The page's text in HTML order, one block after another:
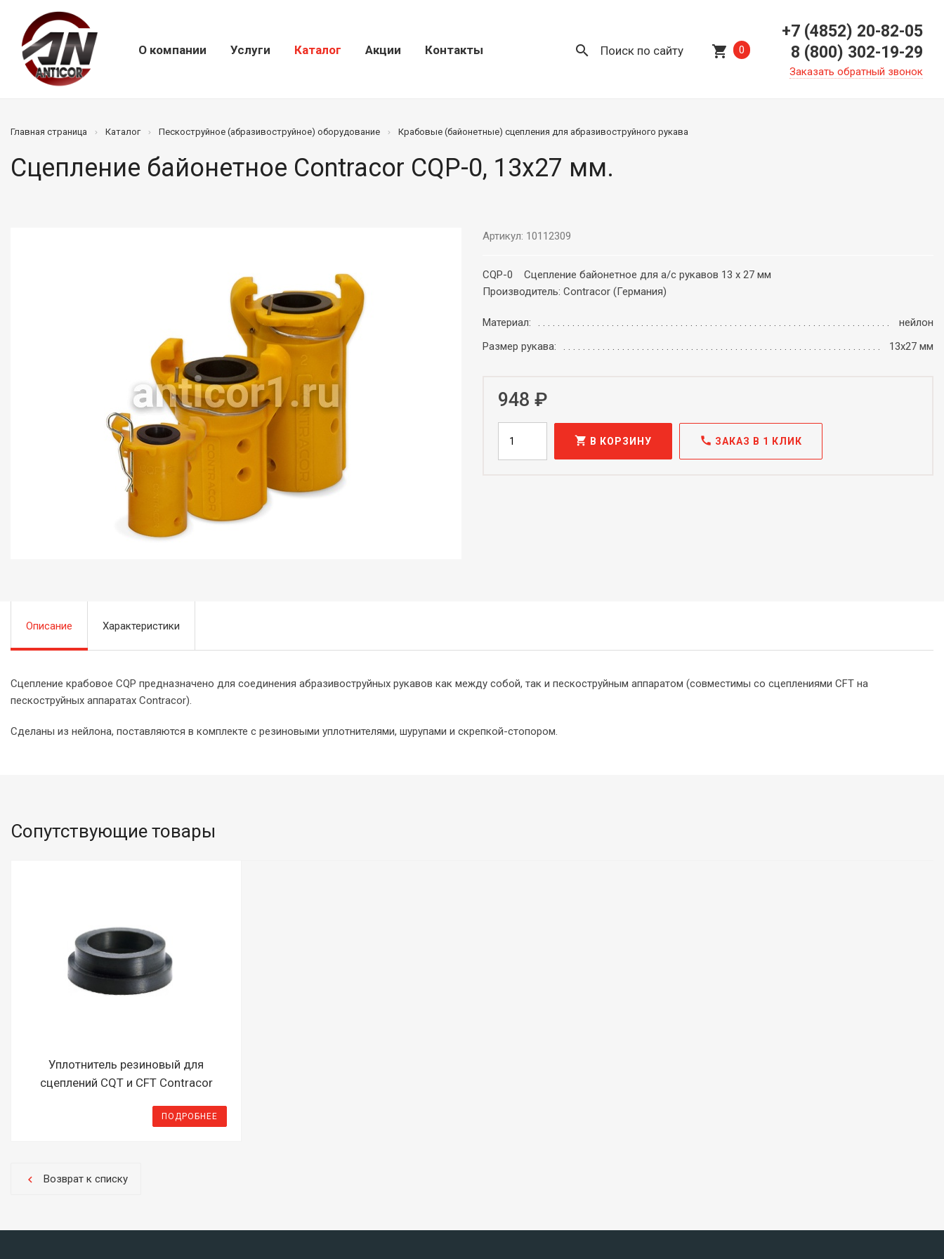
О компании Услуги Каталог Акции Контакты search Поиск по сайту shopping_cart 0
+7 (4852) 20-82-05
8 (800) 302-19-29
Заказать обратный звонок
Главная страница Каталог Пескоструйное (абразивоструйное) оборудование Крабовые (байонетные) сцепления для абразивоструйного рукава
Сцепление байонетное Contracor CQP-0, 13х27 мм.
Артикул: 10112309
CQP-0 Сцепление байонетное для а/с рукавов 13 x 27 мм
Производитель: Contracor (Германия)
Материал:
нейлон
Размер рукава:
13х27 мм
948 ₽
shopping_cart В КОРЗИНУ call ЗАКАЗ В 1 КЛИК
Описание Характеристики
Сцепление крабовое CQP предназначено для соединения абразивоструйных рукавов как между собой, так и пескоструйным аппаратом (совместимы со сцеплениями CFТ на
пескоструйных аппаратах Contracor).
Сделаны из нейлона, поставляются в комплекте с резиновыми уплотнителями, шурупами и скрепкой-стопором.
Сопутствующие товары
Уплотнитель резиновый для
сцеплений CQТ и CFT Contracor
ПОДРОБНЕЕ
chevron_left Возврат к списку